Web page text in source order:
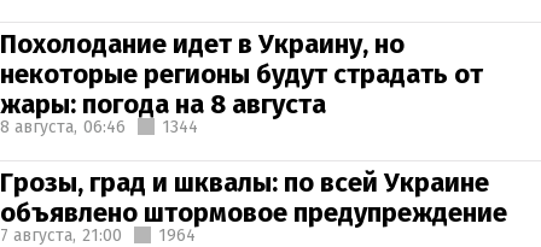
Похолодание идет в Украину, но
некоторые регионы будут страдать от
жары: погода на 8 августа
8 августа, 06:46 1344
Грозы, град и шквалы: по всей Украине
объявлено штормовое предупреждение
7 августа, 21:00 1964